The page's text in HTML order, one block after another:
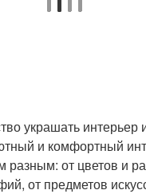
украшать интерьер
и комфортный
от цветов и
от предметов